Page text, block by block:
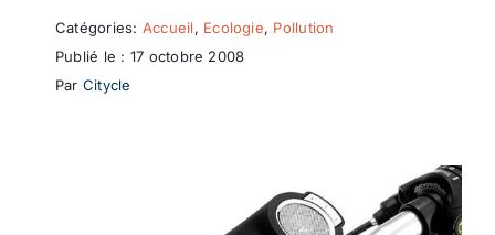
Catégories: Accueil, Ecologie, Pollution
Publié le : 17 octobre 2008
Par Citycle